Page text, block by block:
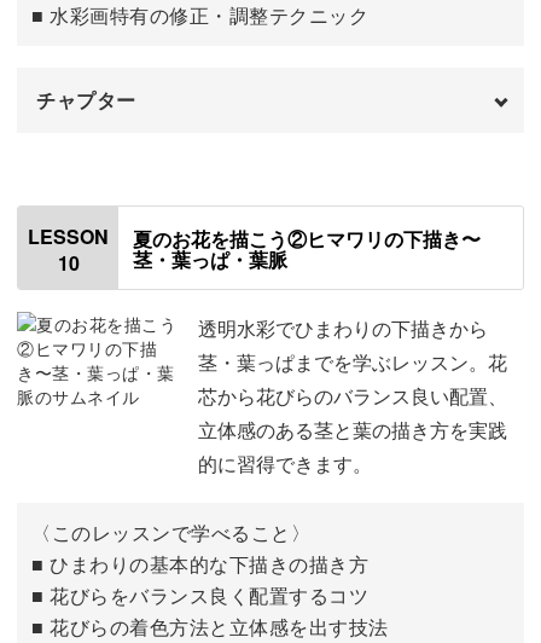
■ 水彩画特有の修正・調整テクニック
チャプター
使用材料・道具
ミントの下描きを描く
ミントの葉っぱを一通り塗る 04:34
ミントの葉っぱを調整する 12:46
茎と葉脈を描いて仕上げる 16:44
LESSON
10
夏のお花を描こう②ヒマワリの下描き〜
茎・葉っぱ・葉脈
透明水彩でひまわりの下描きから
茎・葉っぱまでを学ぶレッスン。花
芯から花びらのバランス良い配置、
立体感のある茎と葉の描き方を実践
的に習得できます。
〈このレッスンで学べること〉
■ ひまわりの基本的な下描きの描き方
■ 花びらをバランス良く配置するコツ
■ 花びらの着色方法と立体感を出す技法